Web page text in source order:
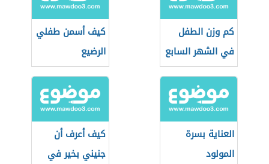
كم وزن الطفل
في الشهر السابع
كيف أسمن طفلي
الرضيع
العناية بسرة
المولود
كيف أعرف أن
جنيني بخير في